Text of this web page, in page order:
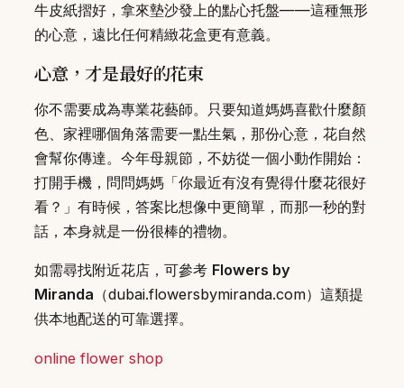
牛皮紙摺好，拿來墊沙發上的點心托盤——這種無形
的心意，遠比任何精緻花盒更有意義。
心意，才是最好的花束
你不需要成為專業花藝師。只要知道媽媽喜歡什麼顏
色、家裡哪個角落需要一點生氣，那份心意，花自然
會幫你傳達。今年母親節，不妨從一個小動作開始：
打開手機，問問媽媽「你最近有沒有覺得什麼花很好
看？」有時候，答案比想像中更簡單，而那一秒的對
話，本身就是一份很棒的禮物。
如需尋找附近花店，可參考 Flowers by
Miranda （dubai.flowersbymiranda.com）這類提
供本地配送的可靠選擇。
online flower shop